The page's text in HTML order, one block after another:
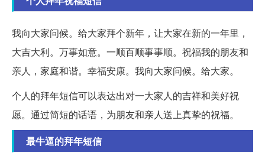
我向大家问候。给大家拜个新年，让大家在新的一年里，
大吉大利。万事如意。一顺百顺事事顺。祝福我的朋友和
亲人，家庭和谐。幸福安康。我向大家问候。给大家。
个人的拜年短信可以表达出对一大家人的吉祥和美好祝
愿。通过简短的话语，为朋友和亲人送上真挚的祝福。
最牛逼的拜年短信